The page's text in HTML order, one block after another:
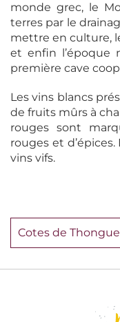
monde grec, le
terres par le
mettre en culture,
et enfin l’époque
première cave
Les vins blancs
de fruits mûrs à
rouges sont
rouges et
vins vifs.
Cotes de Thongue